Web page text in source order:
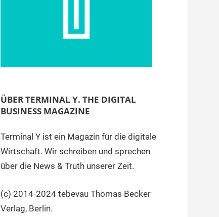
ÜBER TERMINAL Y. THE DIGITAL
BUSINESS MAGAZINE
Terminal Y ist ein Magazin für die digitale
Wirtschaft. Wir schreiben und sprechen
über die News & Truth unserer Zeit.
(c) 2014-2024 tebevau Thomas Becker
Verlag, Berlin.